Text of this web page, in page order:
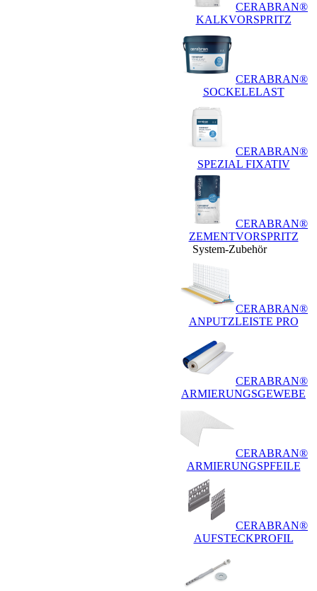
CERABRAN®
KALKVORSPRITZ
CERABRAN®
SOCKELELAST
CERABRAN®
SPEZIAL FIXATIV
CERABRAN®
ZEMENTVORSPRITZ
System-Zubehör
CERABRAN®
ANPUTZLEISTE PRO
CERABRAN®
ARMIERUNGSGEWEBE
CERABRAN®
ARMIERUNGSPFEILE
CERABRAN®
AUFSTECKPROFIL